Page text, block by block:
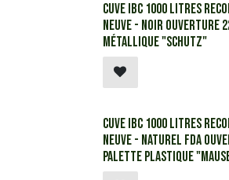
​​​​​Cuve IBC 1000 litres
neuve - Noir ouverture
métallique "Schutz"
​​​​Cuve IBC 1000 litres
neuve - Naturel FDA
Palette plastique